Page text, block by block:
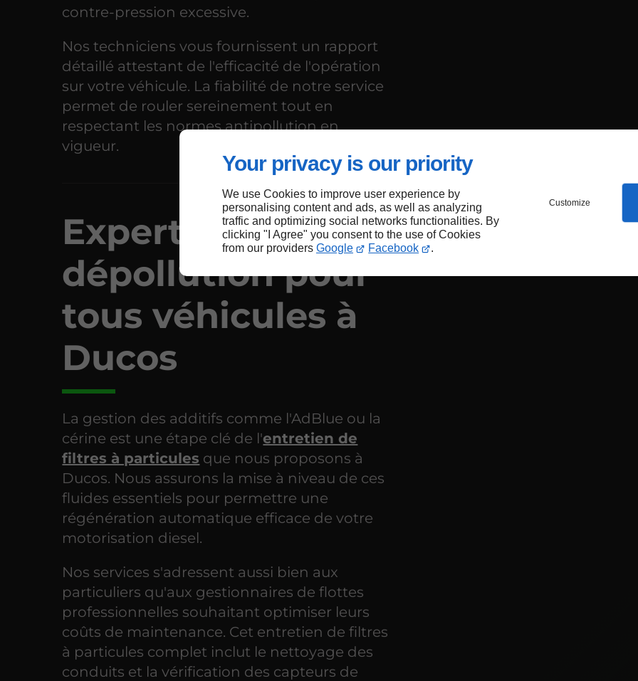
Your privacy is our priority
We use Cookies to improve user experience by
personalising content and ads, as well as analyzing
traffic and optimizing social networks functionalities. By
clicking "I Agree" you consent to the use of Cookies
from our providers Google Facebook .
Customize
contre-pression excessive.
Nos techniciens vous fournissent un rapport
détaillé attestant de l'efficacité de l'opération
sur votre véhicule. La fiabilité de notre service
permet de rouler sereinement tout en
respectant les normes antipollution en
vigueur.
Expertise en
dépollution pour
tous véhicules à
Ducos
La gestion des additifs comme l'AdBlue ou la
cérine est une étape clé de l'entretien de
filtres à particules que nous proposons à
Ducos. Nous assurons la mise à niveau de ces
fluides essentiels pour permettre une
régénération automatique efficace de votre
motorisation diesel.
Nos services s'adressent aussi bien aux
particuliers qu'aux gestionnaires de flottes
professionnelles souhaitant optimiser leurs
coûts de maintenance. Cet entretien de filtres
à particules complet inclut le nettoyage des
conduits et la vérification des capteurs de